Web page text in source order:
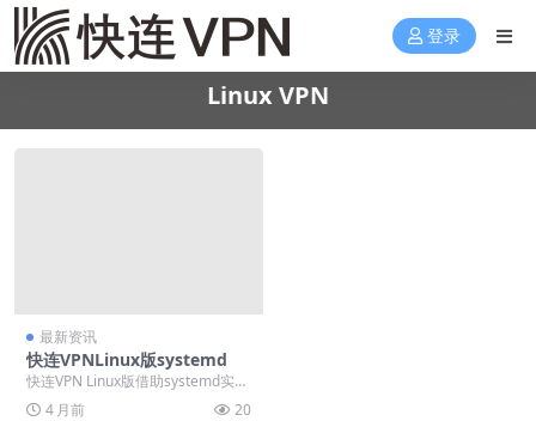
登录
Linux VPN
最新资讯
快连VPNLinux版systemd
快连VPN Linux版借助systemd实现
开机静默自启，官网直装tar.gz...
4 月前 20